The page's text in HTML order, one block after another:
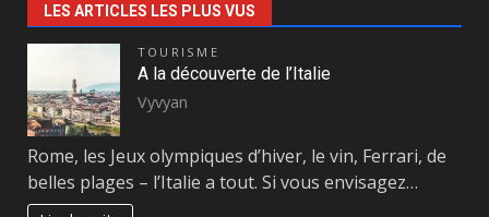
LES ARTICLES LES PLUS VUS
TOURISME
A la découverte de l’Italie
Vyvyan
Rome, les Jeux olympiques d’hiver, le vin, Ferrari, de
belles plages – l’Italie a tout. Si vous envisagez…